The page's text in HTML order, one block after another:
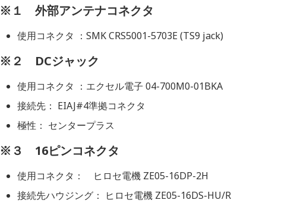
※１ 外部アンテナコネクタ
使用コネクタ ：SMK CRS5001-5703E (TS9 jack)
※２ DCジャック
使用コネクタ ：エクセル電子 04-700M0-01BKA
接続先： EIAJ#4準拠コネクタ
極性： センタープラス
※３ 16ピンコネクタ
使用コネクタ： ヒロセ電機 ZE05-16DP-2H
接続先ハウジング： ヒロセ電機 ZE05-16DS-HU/R